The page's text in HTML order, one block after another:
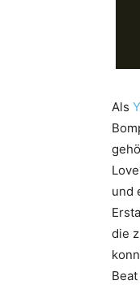
Als
und
die